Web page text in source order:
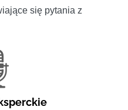
się pytania z